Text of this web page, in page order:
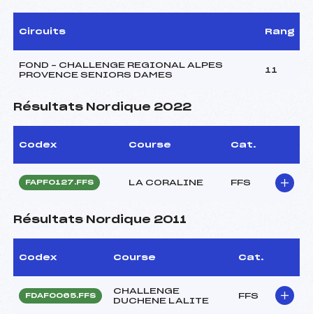
Circuits Rang
FOND – CHALLENGE REGIONAL ALPES
PROVENCE SENIORS DAMES
11
Résultats Nordique 2022
Codex Course Cat.
FAPF0127.FFS LA CORALINE FFS
Résultats Nordique 2011
Codex Course Cat.
FDAF0065.FFS
CHALLENGE
DUCHENE LALITE
FFS